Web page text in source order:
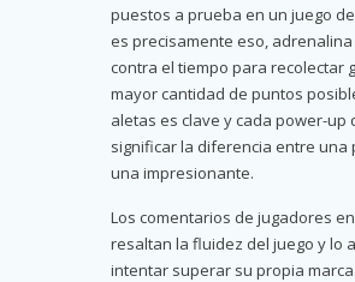
puestos a prueba en un juego
es precisamente eso,
contra el tiempo para recolectar
mayor cantidad de puntos
aletas es clave y cada power-up
significar la diferencia entre una
una impresionante.
Los comentarios de jugadores
resaltan la fluidez del juego y lo
intentar superar su propia